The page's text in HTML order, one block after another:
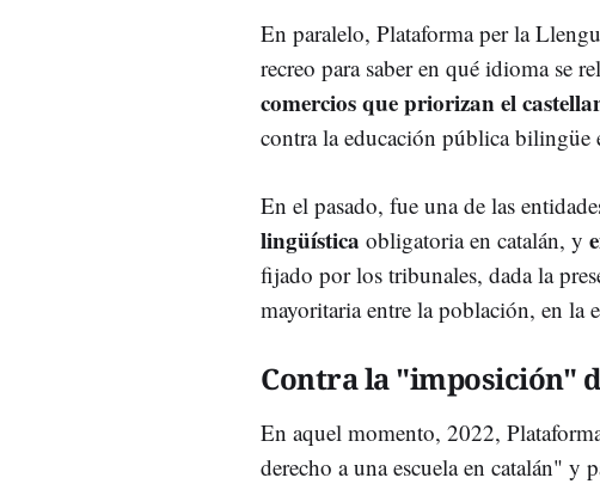
En paralelo, Plataforma per la
recreo para saber en qué idioma se
comercios que priorizan el
contra la educación pública bilingüe
En el pasado, fue una de las
lingüística obligatoria en catalán, y
fijado por los tribunales, dada la
mayoritaria entre la población, en la
Contra la "imposición"
En aquel momento, 2022,
derecho a una escuela en catalán" y